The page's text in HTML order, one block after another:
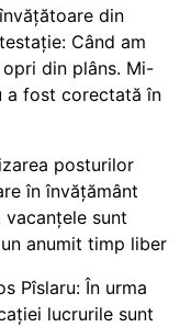
din
Când am
din plâns. Mi-
a fost corectată în
posturilor
în învățământ
sunt
anumit timp liber
Pîslaru: În urma
lucrurile sunt